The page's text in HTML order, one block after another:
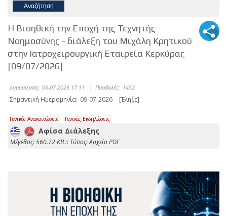
Η Βιοηθική την Εποχή της Τεχνητής
Νοημοσύνης - διάλεξη του Μιχάλη Κρητικού
στην Ιατροχειρουργική Εταιρεία Κερκύρας
[09/07/2026]
Δημοσίευση: 06-07-2026 17:11 | Προβολές: 1452
Σημαντική Ημερομηνία: 09-07-2026 [Έληξε]
Γενικές Ανακοινώσεις Γενικές Εκδηλώσεις
Αφίσα Διάλεξης
Mέγεθος: 560.72 KB :: Τύπος: Αρχείο PDF